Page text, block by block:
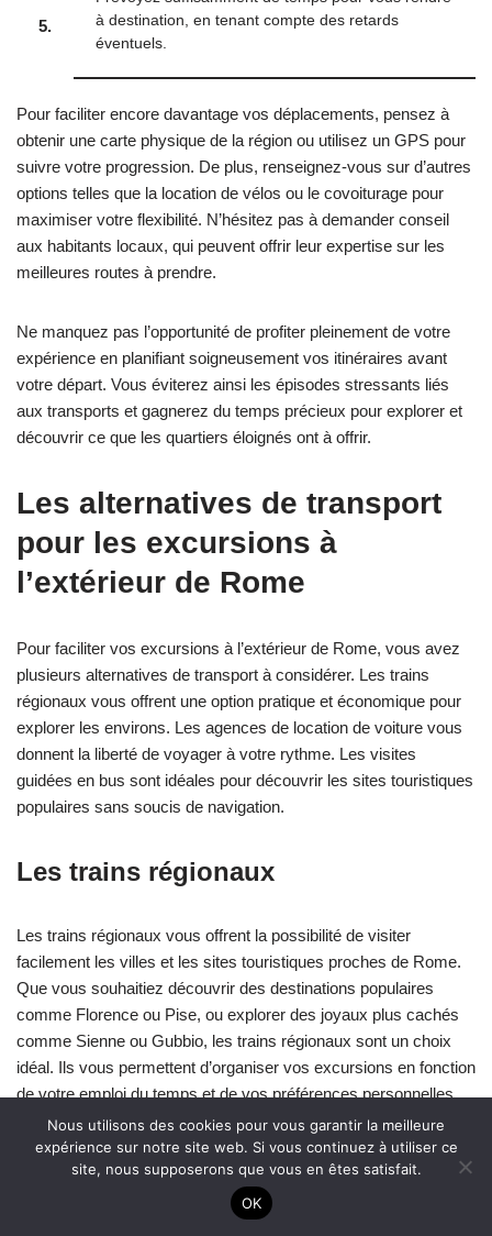
5.
à destination, en tenant compte des retards
éventuels.
Pour faciliter encore davantage vos déplacements, pensez à
obtenir une carte physique de la région ou utilisez un GPS pour
suivre votre progression. De plus, renseignez-vous sur d’autres
options telles que la location de vélos ou le covoiturage pour
maximiser votre flexibilité. N’hésitez pas à demander conseil
aux habitants locaux, qui peuvent offrir leur expertise sur les
meilleures routes à prendre.
Ne manquez pas l’opportunité de profiter pleinement de votre
expérience en planifiant soigneusement vos itinéraires avant
votre départ. Vous éviterez ainsi les épisodes stressants liés
aux transports et gagnerez du temps précieux pour explorer et
découvrir ce que les quartiers éloignés ont à offrir.
Les alternatives de transport
pour les excursions à
l’extérieur de Rome
Pour faciliter vos excursions à l’extérieur de Rome, vous avez
plusieurs alternatives de transport à considérer. Les trains
régionaux vous offrent une option pratique et économique pour
explorer les environs. Les agences de location de voiture vous
donnent la liberté de voyager à votre rythme. Les visites
guidées en bus sont idéales pour découvrir les sites touristiques
populaires sans soucis de navigation.
Les trains régionaux
Les trains régionaux vous offrent la possibilité de visiter
facilement les villes et les sites touristiques proches de Rome.
Que vous souhaitiez découvrir des destinations populaires
comme Florence ou Pise, ou explorer des joyaux plus cachés
comme Sienne ou Gubbio, les trains régionaux sont un choix
idéal. Ils vous permettent d’organiser vos excursions en fonction
de votre emploi du temps et de vos préférences personnelles.
En plus d’être pratiques, les trains régionaux vous offrent
également une expérience agréable en admirant le paysage
environnant pendant vos trajets. Vous pourrez profiter des
Nous utilisons des cookies pour vous garantir la meilleure
expérience sur notre site web. Si vous continuez à utiliser ce
site, nous supposerons que vous en êtes satisfait.
OK